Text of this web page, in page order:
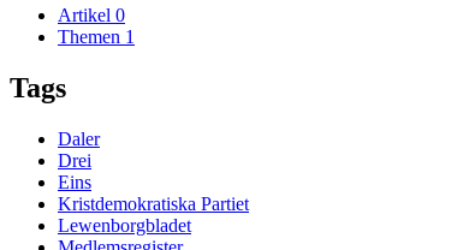
Artikel 0
Themen 1
Tags
Daler
Drei
Eins
Kristdemokratiska Partiet
Lewenborgbladet